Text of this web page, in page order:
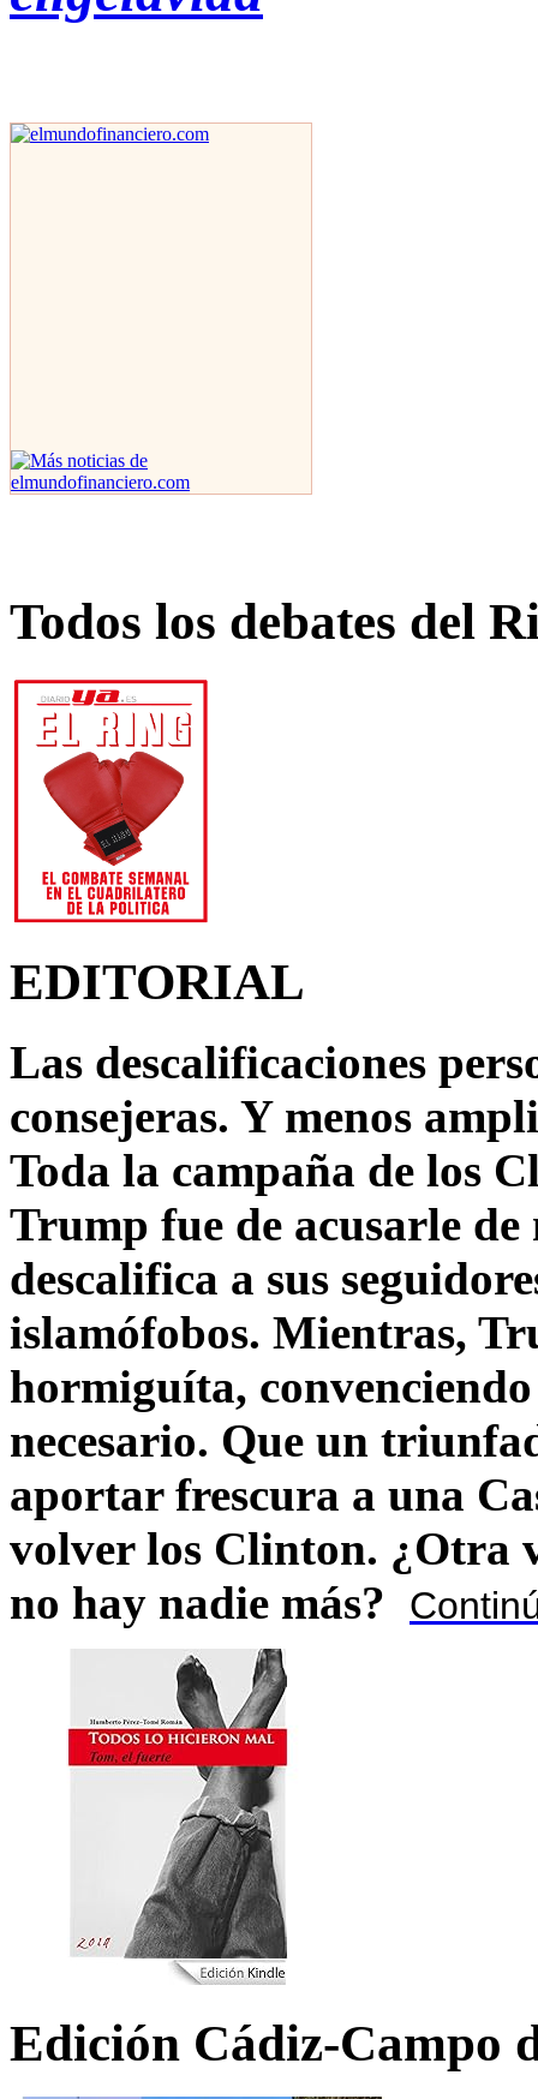
Todos los debates del
EDITORIAL
Las descalificaciones
consejeras. Y menos
Toda la campaña de los
Trump fue de acusarle
descalifica a sus
islamófobos. Mientras,
hormiguíta,
necesario. Que un
aportar frescura a una
volver los Clinton. ¿Otra
no hay nadie más?
Edición Cádiz-Campo